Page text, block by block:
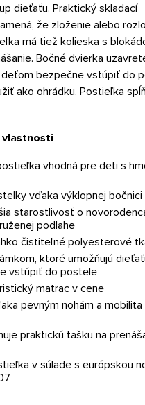
dieťaťu. Praktický skladací
že zloženie alebo
má tiež kolieska s
Bočné dvierka
bezpečne vstúpiť do
ako ohrádku. Postieľka
vhodná pre deti s
vďaka výklopnej bočnici
starostlivosť o
podlahe
čistiteľné polyesterové
ktoré umožňujú
vstúpiť do postele
matrac v cene
pevným nohám a
praktickú tašku na
v súlade s európskou